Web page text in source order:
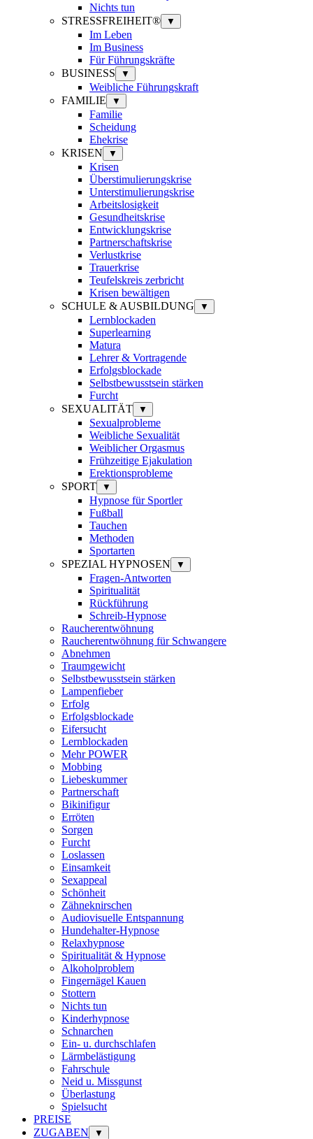
Nichts tun
STRESSFREIHEIT®
▼
Im Leben
Im Business
Für Führungskräfte
BUSINESS
▼
Weibliche Führungskraft
FAMILIE
▼
Familie
Scheidung
Ehekrise
KRISEN
▼
Krisen
Überstimulierungskrise
Unterstimulierungskrise
Arbeitslosigkeit
Gesundheitskrise
Entwicklungskrise
Partnerschaftskrise
Verlustkrise
Trauerkrise
Teufelskreis zerbricht
Krisen bewältigen
SCHULE & AUSBILDUNG
▼
Lernblockaden
Superlearning
Matura
Lehrer & Vortragende
Erfolgsblockade
Selbstbewusstsein stärken
Furcht
SEXUALITÄT
▼
Sexualprobleme
Weibliche Sexualität
Weiblicher Orgasmus
Frühzeitige Ejakulation
Erektionsprobleme
SPORT
▼
Hypnose für Sportler
Fußball
Tauchen
Methoden
Sportarten
SPEZIAL HYPNOSEN
▼
Fragen-Antworten
Spiritualität
Rückführung
Schreib-Hypnose
Raucherentwöhnung
Raucherentwöhnung für Schwangere
Abnehmen
Traumgewicht
Selbstbewusstsein stärken
Lampenfieber
Erfolg
Erfolgsblockade
Eifersucht
Lernblockaden
Mehr POWER
Mobbing
Liebeskummer
Partnerschaft
Bikinifigur
Erröten
Sorgen
Furcht
Loslassen
Einsamkeit
Sexappeal
Schönheit
Zähneknirschen
Audiovisuelle Entspannung
Hundehalter-Hypnose
Relaxhypnose
Spiritualität & Hypnose
Alkoholproblem
Fingernägel Kauen
Stottern
Nichts tun
Kinderhypnose
Schnarchen
Ein- u. durchschlafen
Lärmbelästigung
Fahrschule
Neid u. Missgunst
Überlastung
Spielsucht
PREISE
ZUGABEN
▼